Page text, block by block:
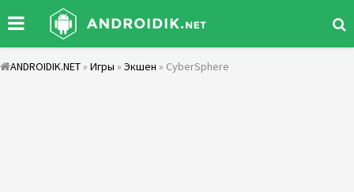
ANDROIDIK.NET » Игры » Экшен » CyberSphere